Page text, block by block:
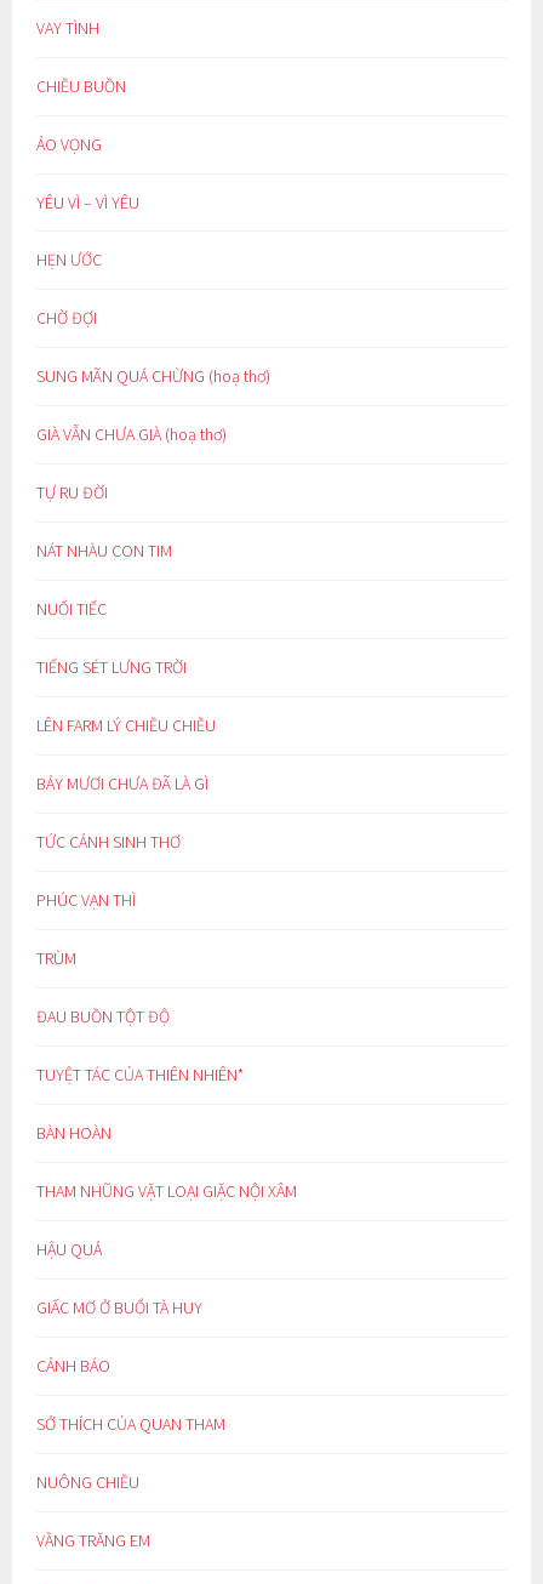
VAY TÌNH
CHIỀU BUỒN
ẢO VỌNG
YÊU VÌ – VÌ YÊU
HẸN ƯỚC
CHỜ ĐỢI
SUNG MÃN QUÁ CHỪNG (hoạ thơ)
GIÀ VẪN CHƯA GIÀ (hoạ thơ)
TỰ RU ĐỜI
NÁT NHÀU CON TIM
NUỐI TIẾC
TIẾNG SÉT LƯNG TRỜI
LÊN FARM LÝ CHIỀU CHIỀU
BẢY MƯƠI CHƯA ĐÃ LÀ GÌ
TỨC CẢNH SINH THƠ
PHÚC VẠN THÌ
TRÙM
ĐAU BUỒN TỘT ĐỘ
TUYỆT TÁC CỦA THIÊN NHIÊN*
BÀN HOÀN
THAM NHŨNG VẶT LOẠI GIẶC NỘI XÂM
HẬU QUẢ
GIẤC MƠ Ở BUỔI TÀ HUY
CẢNH BÁO
SỞ THÍCH CỦA QUAN THAM
NUÔNG CHIỀU
VẦNG TRĂNG EM